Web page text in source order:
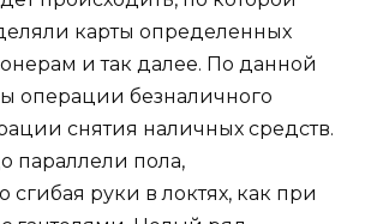
карты определенных
и так далее. По данной
операции безналичного
снятия наличных средств.
параллели пола,
руки в локтях, как при